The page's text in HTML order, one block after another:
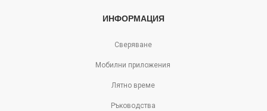
ИНФОРМАЦИЯ
Сверяване
Мобилни приложения
Лятно време
Ръководства